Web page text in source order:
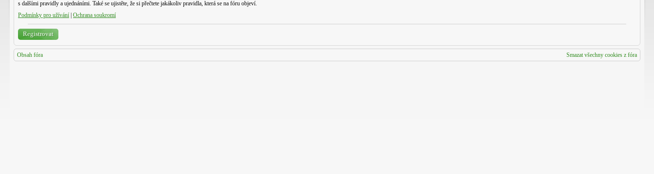
s dalšími pravidly a ujednáními. Také se ujistěte, že si přečtete jakákoliv pravidla, která se na fóru objeví.
Podmínky pro užívání Ochrana soukromí
Registrovat
Obsah fóra Smazat všechny cookies z fóra